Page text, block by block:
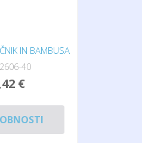
IN BAMBUSA
40
€